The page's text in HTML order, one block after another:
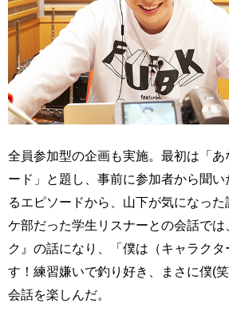
全員参加型の企画も実施。最初は「
ード」と題し、事前に参加者から聞
るエピソードから、山下が気になっ
ケ部だった学生リスナーとの会話で
ク』の話になり、「僕は（キャラク
す！練習嫌いで釣り好き、まさに僕(
会話を楽しんだ。